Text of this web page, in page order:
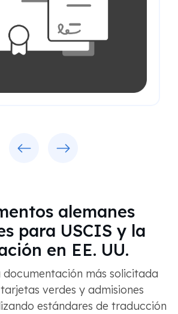
alemanes
para USCIS y la
en EE. UU.
documentación más solicitada
verdes y admisiones
estándares de traducción